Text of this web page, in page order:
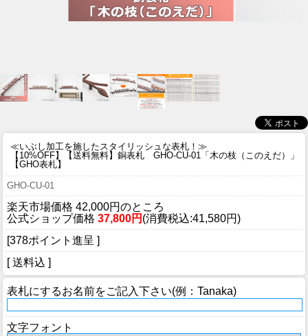
≪いぶし加工を施したスタイリッシュな表札！≫
【10%OFF】【送料無料】銅表札 GHO-CU-01「木の枝（このえだ）」
【GHO表札】
GHO-CU-01
楽天市場価格 42,000円のところ
公式ショップ価格 37,800円 (消費税込:41,580円)
[378ポイント進呈 ]
[ 送料込 ]
表札にするお名前をご記入下さい(例：Tanaka)
文字フォント